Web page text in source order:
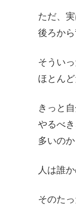
ただ、
後ろから
そういっ
ほとん
きっと
やるべ
多いのか
人は誰
そのた